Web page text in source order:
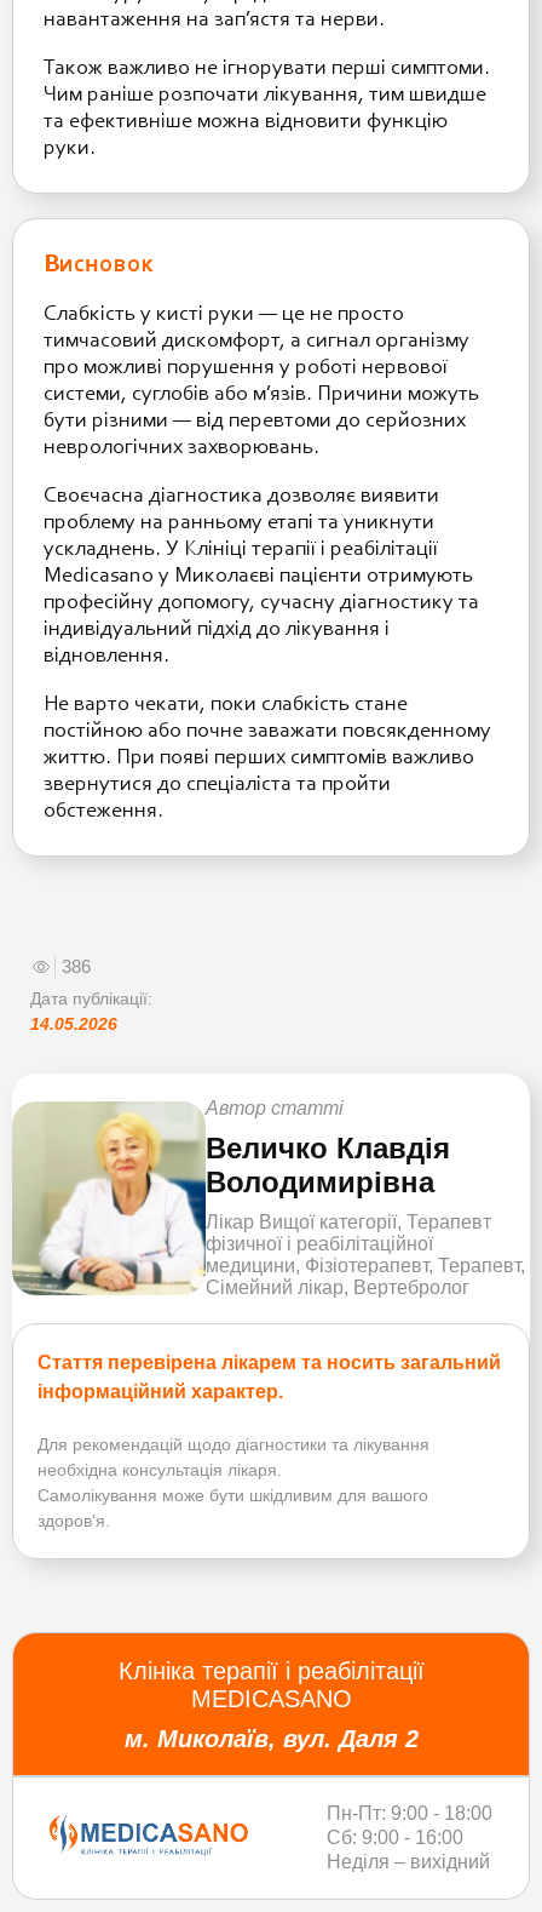
навантаження на зап’ястя та нерви.
Також важливо не ігнорувати перші симптоми.
Чим раніше розпочати лікування, тим швидше
та ефективніше можна відновити функцію
руки.
Висновок
Слабкість у кисті руки — це не просто
тимчасовий дискомфорт, а сигнал організму
про можливі порушення у роботі нервової
системи, суглобів або м’язів. Причини можуть
бути різними — від перевтоми до серйозних
неврологічних захворювань.
Своєчасна діагностика дозволяє виявити
проблему на ранньому етапі та уникнути
ускладнень. У Клініці терапії і реабілітації
Medicasano у Миколаєві пацієнти отримують
професійну допомогу, сучасну діагностику та
індивідуальний підхід до лікування і
відновлення.
Не варто чекати, поки слабкість стане
постійною або почне заважати повсякденному
життю. При появі перших симптомів важливо
звернутися до спеціаліста та пройти
обстеження.
386
Дата публікації:
14.05.2026
Автор статті
Величко Клавдія
Володимирівна
Лікар Вищої категорії, Терапевт
фізичної і реабілітаційної
медицини, Фізіотерапевт, Терапевт,
Сімейний лікар, Вертебролог
Стаття перевірена лікарем та носить загальний
інформаційний характер.
Для рекомендацій щодо діагностики та лікування
необхідна консультація лікаря.
Самолікування може бути шкідливим для вашого
здоров'я.
Клініка терапії і реабілітації
MEDICASANO
м. Миколаїв, вул. Даля 2
Пн-Пт: 9:00 - 18:00
Сб: 9:00 - 16:00
Неділя – вихідний